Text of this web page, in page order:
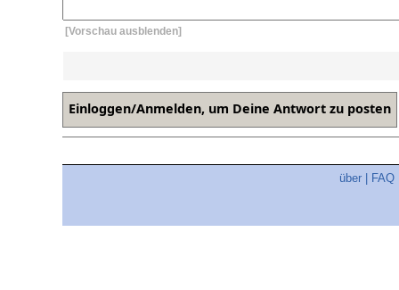
[Vorschau ausblenden]
über FAQ